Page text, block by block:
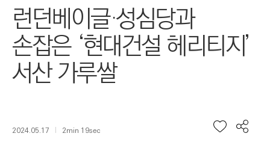
런던베이글·성심당과
손잡은 ‘현대건설 헤리티지’
서산 가루쌀
2024.05.17 2min 19sec